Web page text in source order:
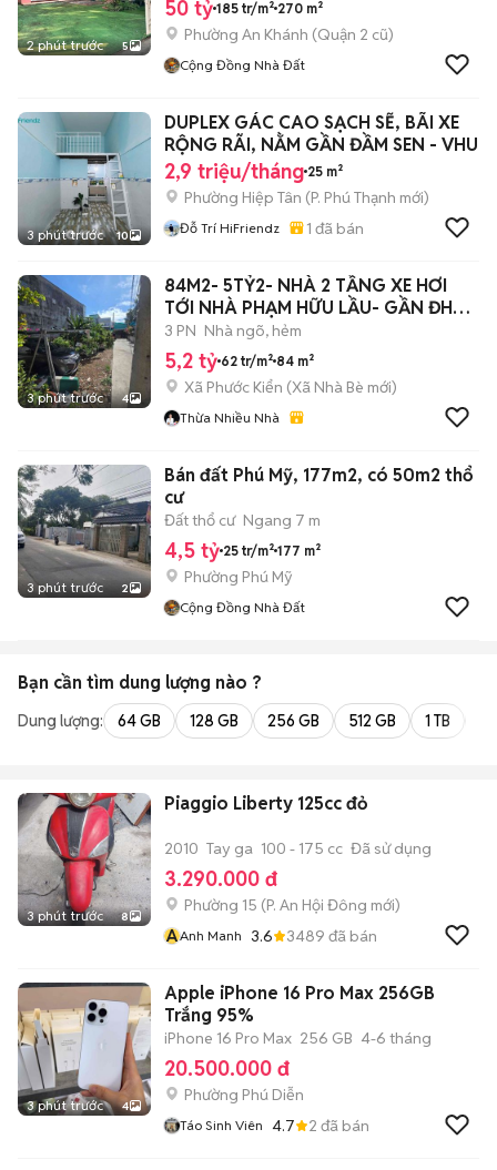
2 phút trước 5
50 tỷ 185 tr/m² 270 m²
Phường An Khánh (Quận 2 cũ)
Cộng Đồng Nhà Đất
3 phút trước 10
DUPLEX GÁC CAO SẠCH SẼ, BÃI XE
RỘNG RÃI, NẰM GẦN ĐẦM SEN - VHU
2,9 triệu/tháng 25 m²
Phường Hiệp Tân (P. Phú Thạnh mới)
Đỗ Trí HiFriendz 1 đã bán
3 phút trước 4
84M2- 5TỶ2- NHÀ 2 TẦNG XE HƠI
TỚI NHÀ PHẠM HỮU LẦU- GẦN ĐH
RMIT, TĐT
3 PN Nhà ngõ, hẻm
5,2 tỷ 62 tr/m² 84 m²
Xã Phước Kiển (Xã Nhà Bè mới)
Thừa Nhiều Nhà
3 phút trước 2
Bán đất Phú Mỹ, 177m2, có 50m2 thổ
cư
Đất thổ cư Ngang 7 m
4,5 tỷ 25 tr/m² 177 m²
Phường Phú Mỹ
Cộng Đồng Nhà Đất
Bạn cần tìm dung lượng nào ?
Dung lượng: 64 GB 128 GB 256 GB 512 GB 1 TB
3 phút trước 8
Piaggio Liberty 125cc đỏ
2010 Tay ga 100 - 175 cc Đã sử dụng
3.290.000 đ
Phường 15 (P. An Hội Đông mới)
AAnh Manh 3.6 3489 đã bán
3 phút trước 4
Apple iPhone 16 Pro Max 256GB
Trắng 95%
iPhone 16 Pro Max 256 GB 4-6 tháng
20.500.000 đ
Phường Phú Diễn
Táo Sinh Viên 4.7 2 đã bán